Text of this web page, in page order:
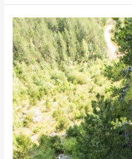
de
Castanet
à
Villefort